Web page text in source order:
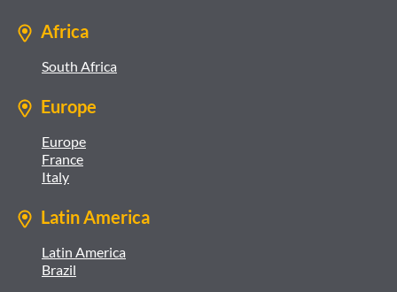
Africa
South Africa
Europe
Europe
France
Italy
Latin America
Latin America
Brazil